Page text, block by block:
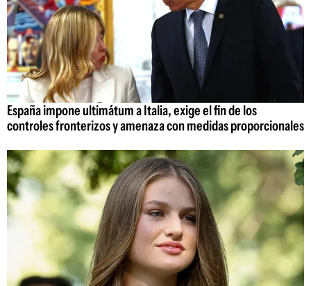
España impone ultimátum a Italia, exige el fin de los
controles fronterizos y amenaza con medidas proporcionales